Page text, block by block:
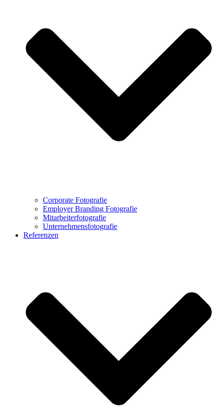
Corporate Fotografie
Employer Branding Fotografie
Mitarbeiterfotografie
Unternehmensfotografie
Referenzen